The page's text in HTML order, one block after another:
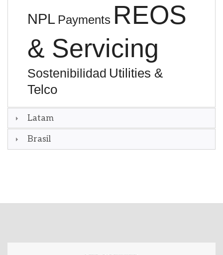
NPL Payments REOS
& Servicing
Sostenibilidad Utilities &
Telco
Latam
Brasil